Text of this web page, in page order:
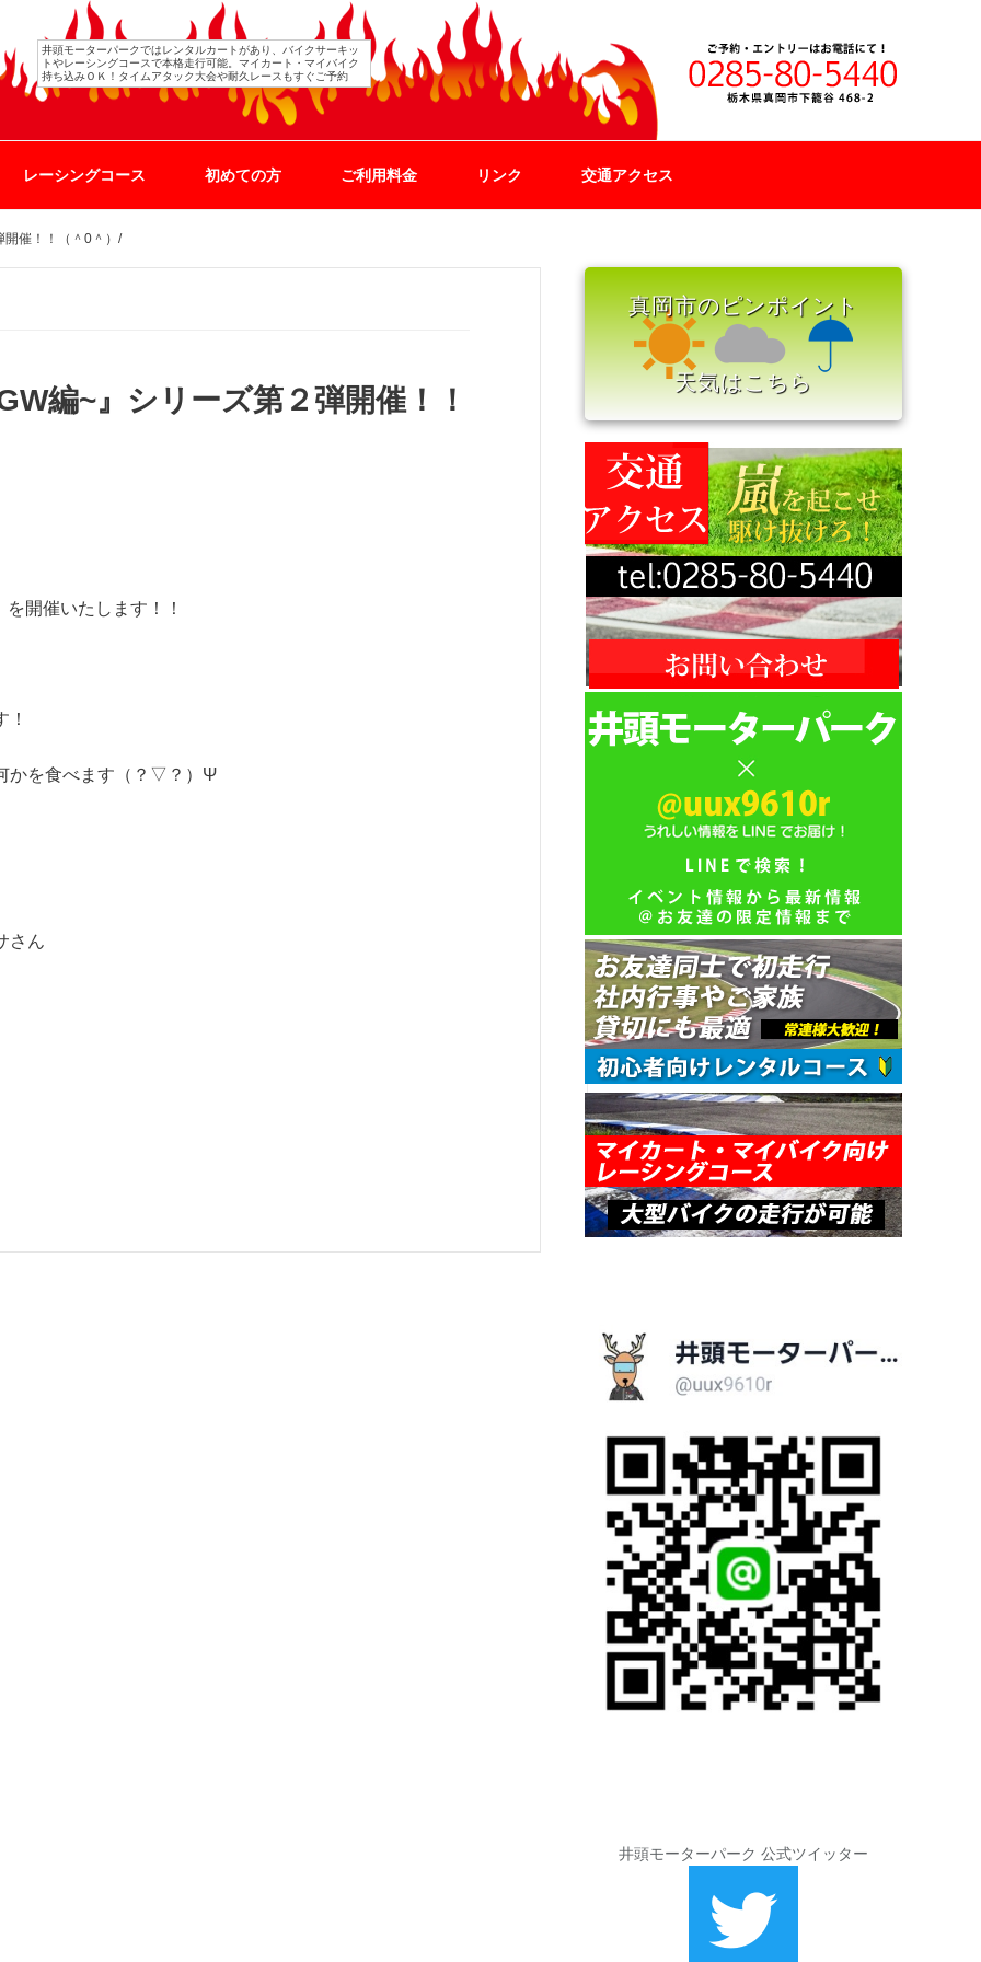
井頭モーターパークではレンタルカートがあり、バイクサーキッ
トやレーシングコースで本格走行可能。マイカート・マイバイク
持ち込みＯＫ！タイムアタック大会や耐久レースもすぐご予約
レーシングコース 初めての方 ご利用料金 リンク 交通アクセス
催！！（＾0＾）/
編~』シリーズ第２弾開催！！
開催いたします！！
かを食べます（？▽？）Ψ
さん
真岡市のピンポイント
天気はこちら
井頭モーターパーク 公式ツイッター